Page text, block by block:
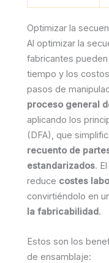
Optimizar la
Al optimizar la
fabricantes
tiempo y los
pasos de
proceso general
aplicando los
(DFA), que
recuento de
estandarizados.
reduce costes
convirtiéndolo en
la fabricabilidad.
Estos son los
de ensamblaje: